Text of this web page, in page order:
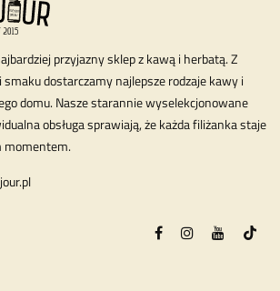
przyjazny sklep z kawą i herbatą. Z
smaku dostarczamy najlepsze rodzaje kawy i
domu. Nasze starannie wyselekcjonowane
obsługa sprawiają, że każda filiżanka staje